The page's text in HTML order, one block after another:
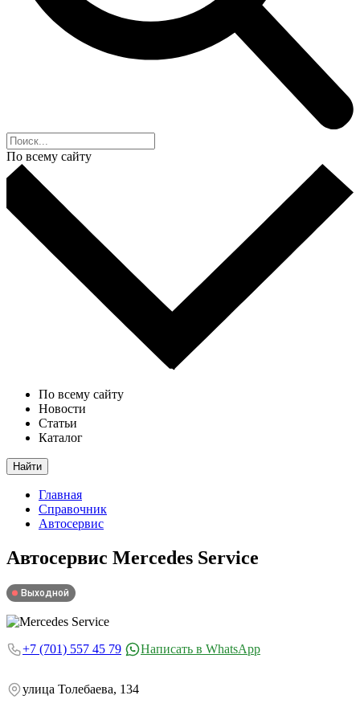
По всему сайту
По всему сайту
Новости
Статьи
Каталог
Найти
Главная
Справочник
Автосервис
Автосервис Mercedes Service
Выходной
+7 (701) 557 45 79 Написать в WhatsApp
улица Толебаева, 134